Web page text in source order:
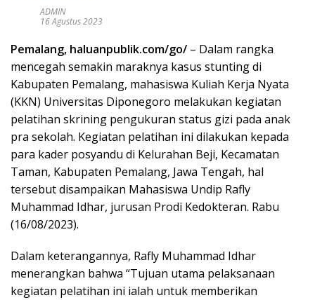
ADMIN
16 Agustus 2023
Pemalang, haluanpublik.com/go/ – Dalam rangka
mencegah semakin maraknya kasus stunting di
Kabupaten Pemalang, mahasiswa Kuliah Kerja Nyata
(KKN) Universitas Diponegoro melakukan kegiatan
pelatihan skrining pengukuran status gizi pada anak
pra sekolah. Kegiatan pelatihan ini dilakukan kepada
para kader posyandu di Kelurahan Beji, Kecamatan
Taman, Kabupaten Pemalang, Jawa Tengah, hal
tersebut disampaikan Mahasiswa Undip Rafly
Muhammad Idhar, jurusan Prodi Kedokteran. Rabu
(16/08/2023).
Dalam keterangannya, Rafly Muhammad Idhar
menerangkan bahwa “Tujuan utama pelaksanaan
kegiatan pelatihan ini ialah untuk memberikan